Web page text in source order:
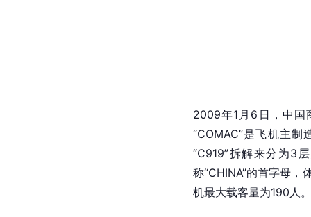
2009年1月6日，中国
“COMAC”是飞机主
“C919”拆解来分为3
称“CHINA”的首字母，
机最大载客量为190人。